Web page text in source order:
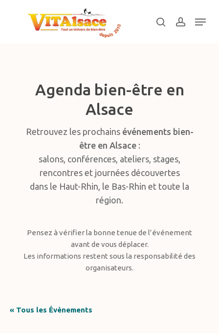
searchaccount
Menu
Agenda bien-être en
Alsace
Retrouvez les prochains événements bien-
être en Alsace:
salons, conférences, ateliers, stages,
rencontres et journées découvertes
dans le Haut-Rhin, le Bas-Rhin et toute la
région.
Pensez à vérifier la bonne tenue de l’événement
avant de vous déplacer.
Les informations restent sous la responsabilité des
organisateurs.
« Tous les Évènements